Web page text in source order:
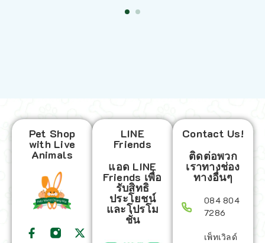
Pet Shop
with Live
Animals
LINE
Friends
แอด LINE
Friends เพื่อ
รับสิทธิ
ประโยชน์
และโปรโม
ชั่น
Contact Us!
ติดต่อพวก
เราทางช่อง
ทางอื่นๆ
084 804
7286
เพ็ทเวิลด์